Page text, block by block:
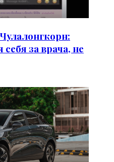
за врача, не